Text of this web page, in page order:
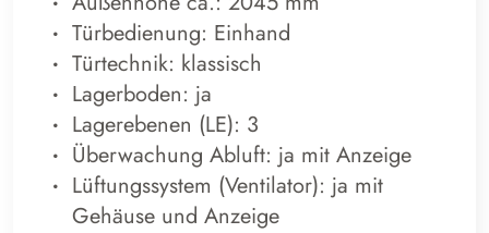
Türbedienung: Einhand
Türtechnik: klassisch
Lagerboden: ja
Lagerebenen (LE): 3
Überwachung Abluft: ja mit Anzeige
Lüftungssystem (Ventilator): ja mit
Gehäuse und Anzeige